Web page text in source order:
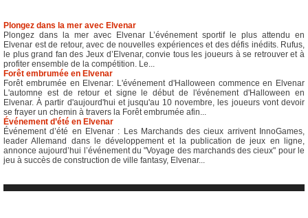
Plongez dans la mer avec Elvenar
Plongez dans la mer avec Elvenar L’événement sportif le plus attendu en
Elvenar est de retour, avec de nouvelles expériences et des défis inédits. Rufus,
le plus grand fan des Jeux d’Elvenar, convie tous les joueurs à se retrouver et à
profiter ensemble de la compétition. Le...
Forêt embrumée en Elvenar
Forêt embrumée en Elvenar: L'événement d'Halloween commence en Elvenar
L'automne est de retour et signe le début de l'événement d'Halloween en
Elvenar. À partir d'aujourd'hui et jusqu'au 10 novembre, les joueurs vont devoir
se frayer un chemin à travers la Forêt embrumée afin...
Événement d’été en Elvenar
Événement d’été en Elvenar : Les Marchands des cieux arrivent InnoGames,
leader Allemand dans le développement et la publication de jeux en ligne,
annonce aujourd’hui l’événement du "Voyage des marchands des cieux" pour le
jeu à succès de construction de ville fantasy, Elvenar...